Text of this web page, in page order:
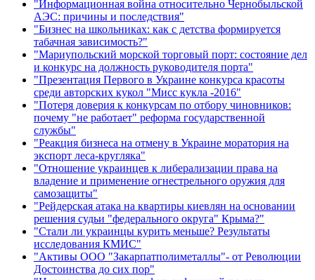
"Информационная война относительно Чернобыльской
АЭС: причины и последствия"
"Бизнес на школьниках: как с детства формируется
табачная зависимость?"
"Мариупольский морской торговый порт: состояние дел
и конкурс на должность руководителя порта"
"Презентация Первого в Украине конкурса красоты
среди авторских кукол "Мисс кукла -2016"
"Потеря доверия к конкурсам по отбору чиновников:
почему "не работает" реформа государственной
службы"
"Реакция бизнеса на отмену в Украине моратория на
экспорт леса-кругляка"
"Отношение украинцев к либерализации права на
владение и применение огнестрельного оружия для
самозащиты"
"Рейдерская атака на квартиры киевлян на основании
решения судьи "федерального округа" Крыма?"
"Стали ли украинцы курить меньше? Результаты
исследования КМИС"
"Активы ООО "Закарпатполиметаллы"- от Революции
Достоинства до сих пор"